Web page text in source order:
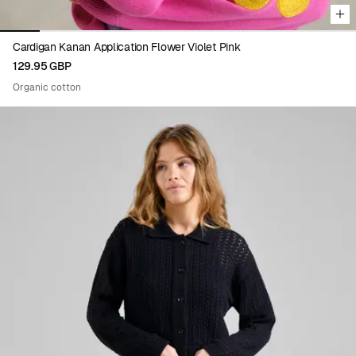
Cardigan Kanan Application Flower Violet Pink
129.95 GBP
Organic cotton
Viewing image 1 of 8